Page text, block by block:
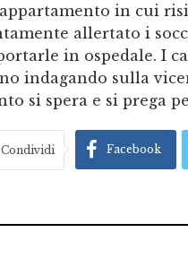
in cui
allertato i
in ospedale. I
indagando sulla
si spera e si prega
Condividi Facebook